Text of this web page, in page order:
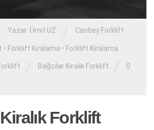
Yazar: Ümit UZ Canbey Forklift
• Forklift Kiralama • Forklift Kiralama
Bağcılar Kiralık Forklift 0
Forklift